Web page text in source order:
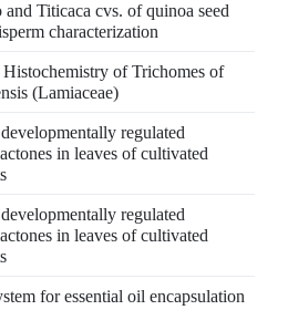
Titicaca cvs. of quinoa seed
characterization
of Trichomes of
(Lamiaceae)
regulated
in leaves of cultivated
regulated
in leaves of cultivated
for essential oil encapsulation